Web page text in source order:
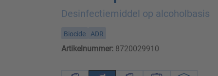
Desinfectiemiddel op alcoholbasis
Biocide ADR
Artikelnummer:8720029910